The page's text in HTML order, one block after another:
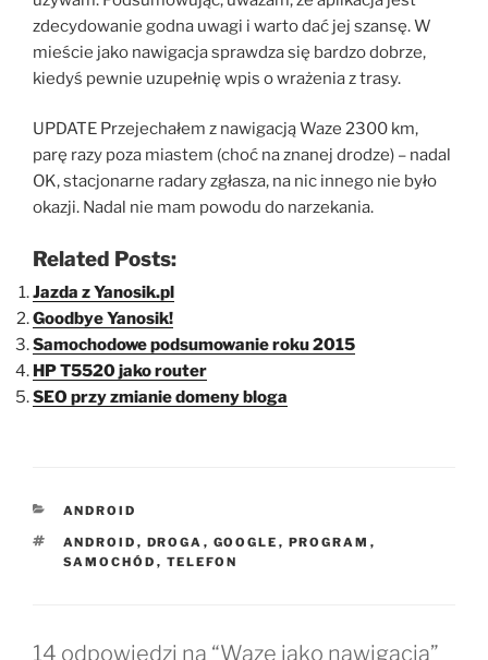
zdecydowanie godna uwagi i warto dać jej szansę. W
mieście jako nawigacja sprawdza się bardzo dobrze,
kiedyś pewnie uzupełnię wpis o wrażenia z trasy.
UPDATE Przejechałem z nawigacją Waze 2300 km,
parę razy poza miastem (choć na znanej drodze) – nadal
OK, stacjonarne radary zgłasza, na nic innego nie było
okazji. Nadal nie mam powodu do narzekania.
Related Posts:
Jazda z Yanosik.pl
Goodbye Yanosik!
Samochodowe podsumowanie roku 2015
HP T5520 jako router
SEO przy zmianie domeny bloga
KATEGORIE
ANDROID
TAGI
ANDROID , DROGA , GOOGLE , PROGRAM ,
SAMOCHÓD , TELEFON
14 odpowiedzi na “Waze jako nawigacja”